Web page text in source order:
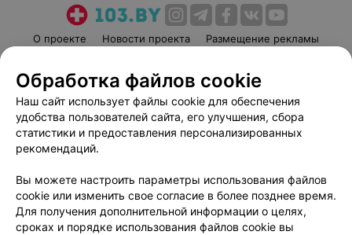
О проекте Новости проекта
Размещение рекламы
Пользовательское соглашение
Способы оплаты
Вакансии
Партнеры
Написать руководителю 103.by
Обработка персональных данных
Обработка файлов cookie
Наш сайт использует файлы cookie для обеспечения
удобства пользователей сайта, его улучшения, сбора
статистики и предоставления персонализированных
рекомендаций.
Вы можете настроить параметры использования файлов
cookie или изменить свое согласие в более позднее время.
Для получения дополнительной информации о целях,
сроках и порядке использования файлов cookie вы